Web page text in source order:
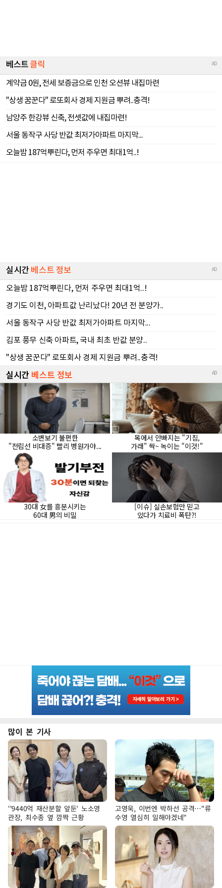
많이 본 기사
''9440억 재산분할 앞둔' 노소영
관장, 최수종 옆 깜짝 근황
고영욱, 이번엔 박하선 공격…"류
수영 열심히 일해야겠네"